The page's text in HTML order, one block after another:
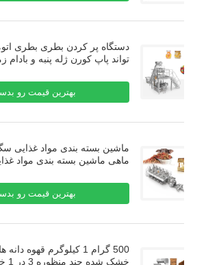
دستگاه پر کردن بطری بطری
تواند پاپ کورن ژله پنبه و بادام زمینی
بهترین قیمت رو بدست
ماشین بسته بندی مواد غذایی سگ
ماهی ماشین بسته بندی مواد غذایی
مواد غذایی گلوله بسته بندی ماشین
بهترین قیمت رو بدست
500 گرام 1 کیلوگرم قهوه دانه
خشک شده چند